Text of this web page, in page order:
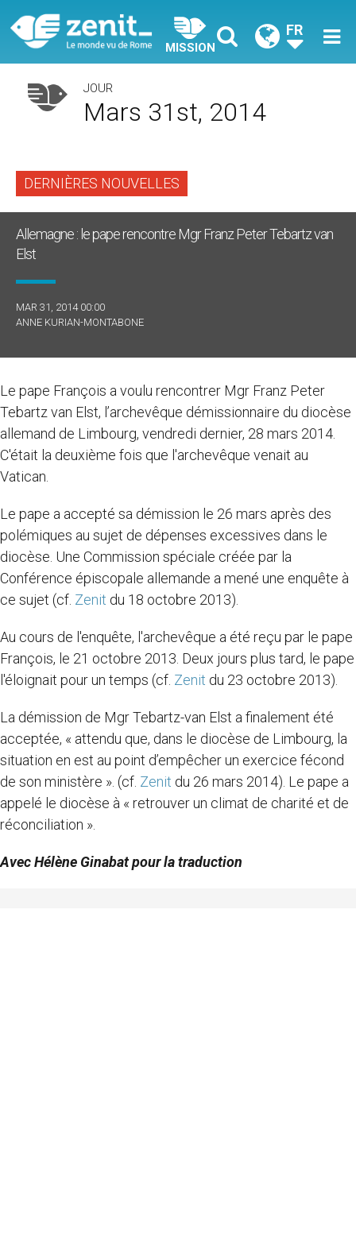
MISSION
FR
JOUR
Mars 31st, 2014
DERNIÈRES NOUVELLES
Allemagne : le pape rencontre Mgr Franz Peter Tebartz van
Elst
MAR 31, 2014 00:00
ANNE KURIAN-MONTABONE
Le pape François a voulu rencontrer Mgr Franz Peter
Tebartz van Elst, l’archevêque démissionnaire du diocèse
allemand de Limbourg, vendredi dernier, 28 mars 2014.
C'était la deuxième fois que l'archevêque venait au
Vatican.
Le pape a accepté sa démission le 26 mars après des
polémiques au sujet de dépenses excessives dans le
diocèse. Une Commission spéciale créée par la
Conférence épiscopale allemande a mené une enquête à
ce sujet (cf. Zenit du 18 octobre 2013).
Au cours de l'enquête, l'archevêque a été reçu par le pape
François, le 21 octobre 2013. Deux jours plus tard, le pape
l'éloignait pour un temps (cf. Zenit du 23 octobre 2013).
La démission de Mgr Tebartz-van Elst a finalement été
acceptée, « attendu que, dans le diocèse de Limbourg, la
situation en est au point d’empêcher un exercice fécond
de son ministère ». (cf. Zenit du 26 mars 2014). Le pape a
appelé le diocèse à « retrouver un climat de charité et de
réconciliation ».
Avec Hélène Ginabat pour la traduction